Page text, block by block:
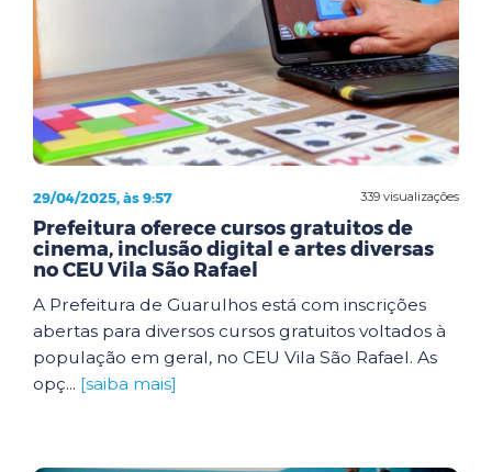
339 visualizações
29/04/2025, às 9:57
Prefeitura oferece cursos gratuitos de
cinema, inclusão digital e artes diversas
no CEU Vila São Rafael
A Prefeitura de Guarulhos está com inscrições
abertas para diversos cursos gratuitos voltados à
população em geral, no CEU Vila São Rafael. As
opç... [saiba mais]